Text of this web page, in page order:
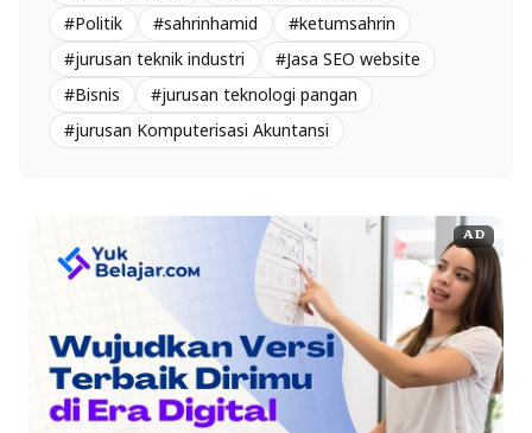
#Politik
#sahrinhamid
#ketumsahrin
#jurusan teknik industri
#Jasa SEO website
#Bisnis
#jurusan teknologi pangan
#jurusan Komputerisasi Akuntansi
AD